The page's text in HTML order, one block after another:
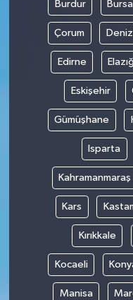
Burdur Bursa
Çorum
Edirne
Eskişehir
Gümüşhane
Isparta
Kahramanmaraş
Kars
Kırıkkale
Kocaeli
Manisa